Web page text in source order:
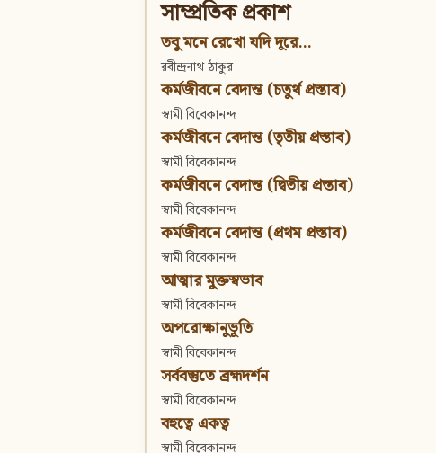
সাম্প্রতিক প্রকাশ
তবু মনে রেখো যদি দূরে...
রবীন্দ্রনাথ ঠাকুর
কর্মজীবনে বেদান্ত (চতুর্থ প্রস্তাব)
স্বামী বিবেকানন্দ
কর্মজীবনে বেদান্ত (তৃতীয় প্রস্তাব)
স্বামী বিবেকানন্দ
কর্মজীবনে বেদান্ত (দ্বিতীয় প্রস্তাব)
স্বামী বিবেকানন্দ
কর্মজীবনে বেদান্ত (প্রথম প্রস্তাব)
স্বামী বিবেকানন্দ
আত্মার মুক্তস্বভাব
স্বামী বিবেকানন্দ
অপরোক্ষানুভূতি
স্বামী বিবেকানন্দ
সর্ববস্তুতে ব্রহ্মদর্শন
স্বামী বিবেকানন্দ
বহুত্বে একত্ব
স্বামী বিবেকানন্দ